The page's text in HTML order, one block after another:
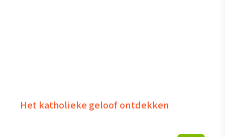
Het katholieke geloof ontdekken